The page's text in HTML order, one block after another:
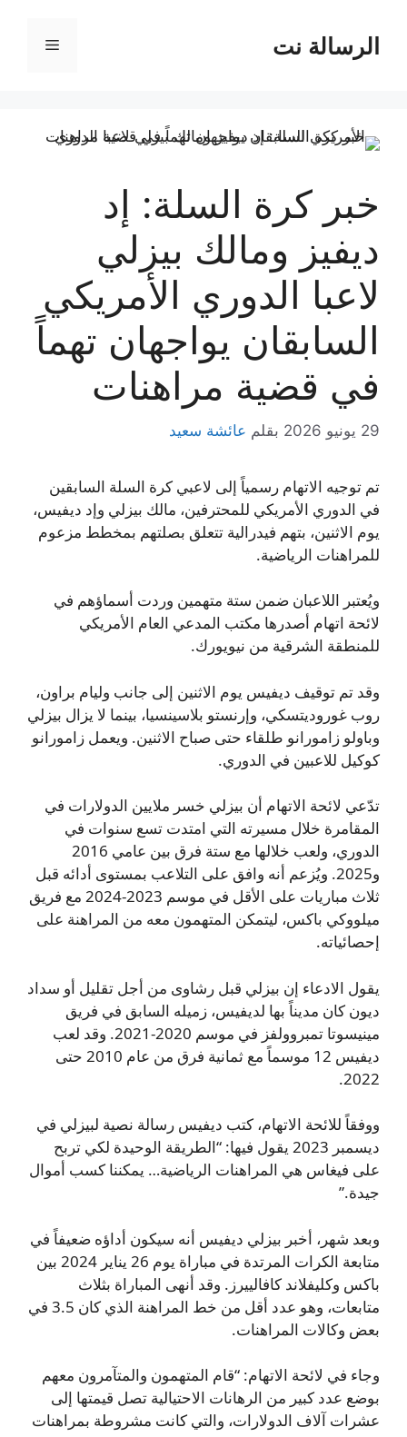
المحتوىالرسالة نت القائمة
خبر كرة السلة: إد
ديفيز ومالك بيزلي
لاعبا الدوري الأمريكي
السابقان يواجهان تهماً
في قضية مراهنات
29 يونيو 2026 بقلم عائشة سعيد
تم توجيه الاتهام رسمياً إلى لاعبي كرة السلة السابقين
في الدوري الأمريكي للمحترفين، مالك بيزلي وإد ديفيس،
يوم الاثنين، بتهم فيدرالية تتعلق بصلتهم بمخطط مزعوم
للمراهنات الرياضية.
ويُعتبر اللاعبان ضمن ستة متهمين وردت أسماؤهم في
لائحة اتهام أصدرها مكتب المدعي العام الأمريكي
للمنطقة الشرقية من نيويورك.
وقد تم توقيف ديفيس يوم الاثنين إلى جانب وليام براون،
روب غوروديتسكي، وإرنستو بلاسينسيا، بينما لا يزال بيزلي
وباولو زامورانو طلقاء حتى صباح الاثنين. ويعمل زامورانو
كوكيل للاعبين في الدوري.
تدّعي لائحة الاتهام أن بيزلي خسر ملايين الدولارات في
المقامرة خلال مسيرته التي امتدت تسع سنوات في
الدوري، ولعب خلالها مع ستة فرق بين عامي 2016
و2025. ويُزعم أنه وافق على التلاعب بمستوى أدائه قبل
ثلاث مباريات على الأقل في موسم 2023-2024 مع فريق
ميلووكي باكس، ليتمكن المتهمون معه من المراهنة على
إحصائياته.
يقول الادعاء إن بيزلي قبل رشاوى من أجل تقليل أو سداد
ديون كان مديناً بها لديفيس، زميله السابق في فريق
مينيسوتا تمبروولفز في موسم 2020-2021. وقد لعب
ديفيس 12 موسماً مع ثمانية فرق من عام 2010 حتى
2022.
ووفقاً للائحة الاتهام، كتب ديفيس رسالة نصية لبيزلي في
ديسمبر 2023 يقول فيها: “الطريقة الوحيدة لكي تربح
على فيغاس هي المراهنات الرياضية… يمكننا كسب أموال
جيدة.”
وبعد شهر، أخبر بيزلي ديفيس أنه سيكون أداؤه ضعيفاً في
متابعة الكرات المرتدة في مباراة يوم 26 يناير 2024 بين
باكس وكليفلاند كافالييرز. وقد أنهى المباراة بثلاث
متابعات، وهو عدد أقل من خط المراهنة الذي كان 3.5 في
بعض وكالات المراهنات.
وجاء في لائحة الاتهام: “قام المتهمون والمتآمرون معهم
بوضع عدد كبير من الرهانات الاحتيالية تصل قيمتها إلى
عشرات آلاف الدولارات، والتي كانت مشروطة بمراهنات